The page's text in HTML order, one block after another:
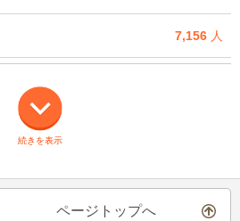
7,156 人
続きを表示
ページトップへ